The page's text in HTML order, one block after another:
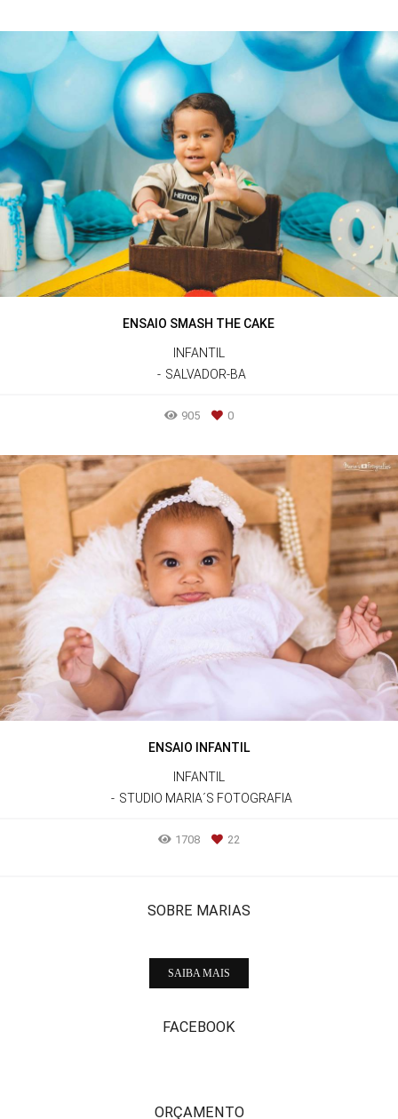
ENSAIO SMASH THE CAKE
INFANTIL
SALVADOR-BA
905 0
ENSAIO INFANTIL
INFANTIL
STUDIO MARIA´S FOTOGRAFIA
1708 22
SOBRE MARIAS
SAIBA MAIS
FACEBOOK
ORÇAMENTO